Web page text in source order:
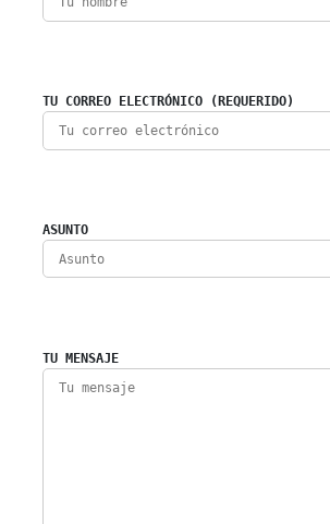
TU CORREO ELECTRÓNICO (REQUERIDO)
ASUNTO
TU MENSAJE